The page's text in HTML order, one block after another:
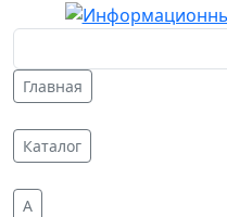
Главная
Каталог
A